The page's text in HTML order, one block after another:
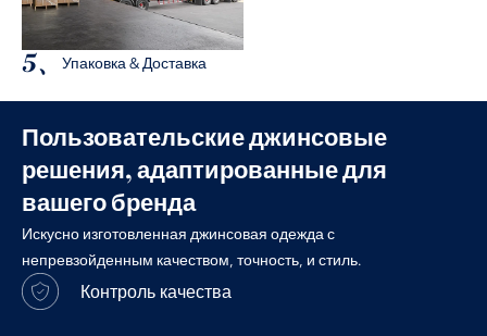
5、 Упаковка & Доставка
Пользовательские джинсовые
решения, адаптированные для
вашего бренда
Искусно изготовленная джинсовая одежда с
непревзойденным качеством, точность, и стиль.
Контроль качества